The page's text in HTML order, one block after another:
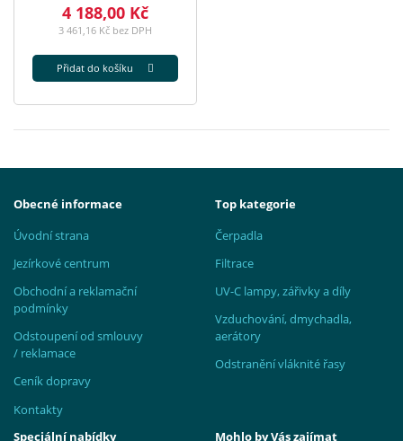
4 188,00 Kč
3 461,16 Kč bez DPH
Přidat do košíku
Obecné informace
Úvodní strana
Jezírkové centrum
Obchodní a reklamační
podmínky
Odstoupení od smlouvy
/ reklamace
Ceník dopravy
Kontakty
Top kategorie
Čerpadla
Filtrace
UV-C lampy, zářivky a díly
Vzduchování, dmychadla,
aerátory
Odstranění vláknité řasy
Speciální nabídky Mohlo by Vás zajímat